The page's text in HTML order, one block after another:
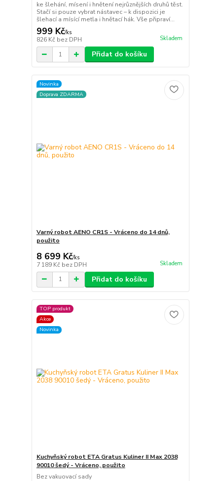
ke šlehání, mísení i hnětení nejrůznějších druhů těst.
Stačí si pouze vybrat nástavec – k dispozici je
šlehací a mísící metla i hnětací hák. Vše připraví...
999 Kč/ks
826 Kč bez DPH Skladem
Přidat do košíku
Novinka
Doprava ZDARMA
Varný robot AENO CR1S - Vráceno do 14 dnů,
použito
8 699 Kč/ks
7 189 Kč bez DPH Skladem
Přidat do košíku
TOP produkt
Akce
Novinka
Kuchyňský robot ETA Gratus Kuliner II Max 2038
90010 šedý - Vráceno, použito
Bez vakuovací sady